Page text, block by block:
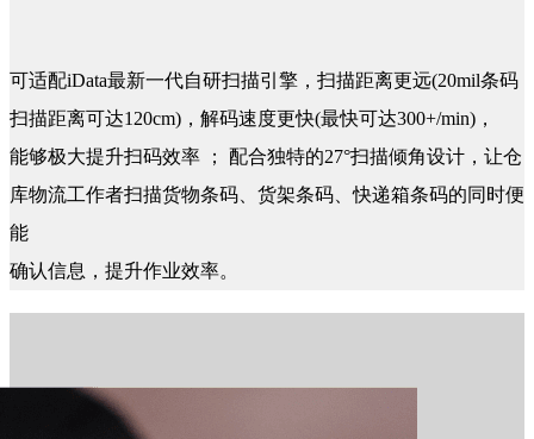
可适配iData最新一代自研扫描引擎，扫描距离更远(20mil条码
扫描距离可达120cm)，解码速度更快(最快可达300+/min)，
能够极大提升扫码效率
； 配合独特的27°扫描倾角设计，让仓
库物流工作者扫描货物条码、货架条码、快递箱条码的同时便
能
确认信息，提升作业效率。